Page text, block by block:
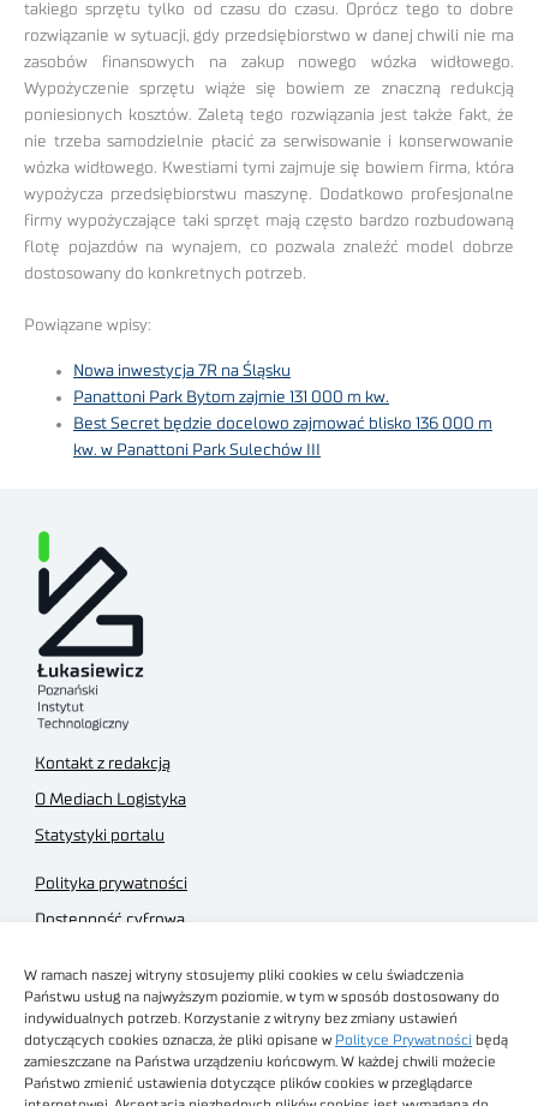
W ramach naszej witryny stosujemy pliki cookies w celu świadczenia
Państwu usług na najwyższym poziomie, w tym w sposób dostosowany do
indywidualnych potrzeb. Korzystanie z witryny bez zmiany ustawień
dotyczących cookies oznacza, że pliki opisane w Polityce Prywatności będą
zamieszczane na Państwa urządzeniu końcowym. W każdej chwili możecie
Państwo zmienić ustawienia dotyczące plików cookies w przeglądarce
takiego sprzętu tylko od czasu do czasu. Oprócz tego to dobre
rozwiązanie w sytuacji, gdy przedsiębiorstwo w danej chwili nie ma
zasobów finansowych na zakup nowego wózka widłowego.
Wypożyczenie sprzętu wiąże się bowiem ze znaczną redukcją
poniesionych kosztów. Zaletą tego rozwiązania jest także fakt, że
nie trzeba samodzielnie płacić za serwisowanie i konserwowanie
wózka widłowego. Kwestiami tymi zajmuje się bowiem firma, która
wypożycza przedsiębiorstwu maszynę. Dodatkowo profesjonalne
firmy wypożyczające taki sprzęt mają często bardzo rozbudowaną
flotę pojazdów na wynajem, co pozwala znaleźć model dobrze
dostosowany do konkretnych potrzeb.
Powiązane wpisy:
Nowa inwestycja 7R na Śląsku
Panattoni Park Bytom zajmie 131 000 m kw.
Best Secret będzie docelowo zajmować blisko 136 000 m
kw. w Panattoni Park Sulechów III
Kontakt z redakcją
O Mediach Logistyka
Statystyki portalu
Polityka prywatności
Dostępność cyfrowa
Regulamin sklepu